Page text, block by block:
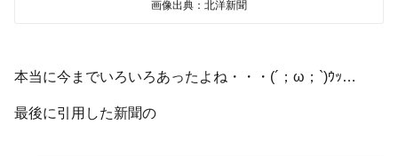
画像出典：北洋新聞
本当に今までいろいろあったよね・・・(´；ω；`)ｳｯ…
最後に引用した新聞の